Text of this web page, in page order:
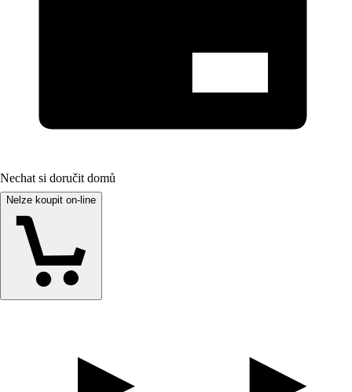
Nechat si doručit domů
Nelze koupit on-line